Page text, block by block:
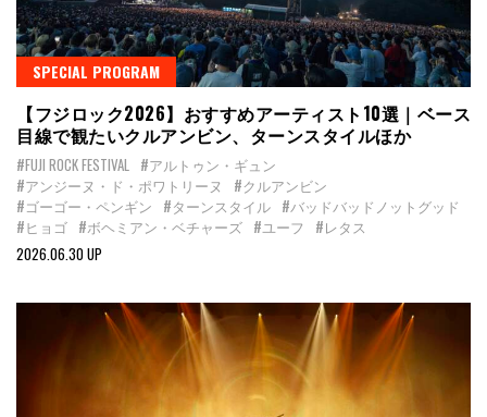
SPECIAL PROGRAM
【フジロック2026】おすすめアーティスト10選｜ベース
目線で観たいクルアンビン、ターンスタイルほか
#FUJI ROCK FESTIVAL #アルトゥン・ギュン
#アンジーヌ・ド・ポワトリーヌ
#クルアンビン
#ゴーゴー・ペンギン #ターンスタイル #バッドバッドノットグッド
#ヒョゴ #ボヘミアン・ベチャーズ #ユーフ
#レタス
2026.06.30 UP